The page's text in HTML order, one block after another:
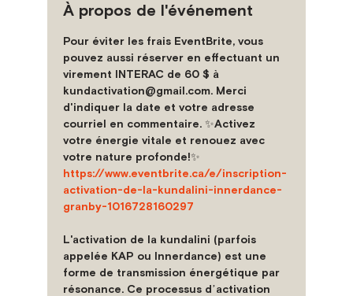
À propos de l'événement
Pour éviter les frais EventBrite, vous
pouvez aussi réserver en effectuant un
virement INTERAC de 60 $ à
kundactivation@gmail.com. Merci
d'indiquer la date et votre adresse
courriel en commentaire. ✨Activez
votre énergie vitale et renouez avec
votre nature profonde!✨
https://www.eventbrite.ca/e/inscription-
activation-de-la-kundalini-innerdance-
granby-1016728160297
L'activation de la kundalini (parfois
appelée KAP ou Innerdance) est une
forme de transmission énergétique par
résonance. Ce processus dʼactivation